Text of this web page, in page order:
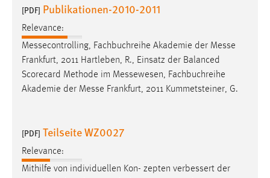
[PDF] Publikationen-2010-2011
Relevance:
Messecontrolling, Fachbuchreihe Akademie der Messe
Frankfurt, 2011 Hartleben, R., Einsatz der Balanced
Scorecard Methode im Messewesen, Fachbuchreihe
Akademie der Messe Frankfurt, 2011 Kummetsteiner, G.
[PDF] Teilseite WZ0027
Relevance:
Mithilfe von individuellen Kon- zepten verbessert der